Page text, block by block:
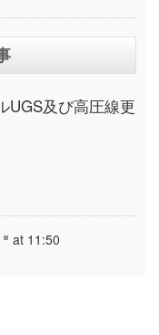
及び高圧線更
at 11:50